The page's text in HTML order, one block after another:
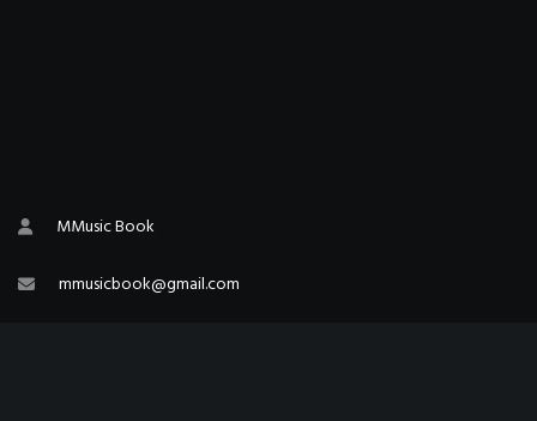
MMusic Book
mmusicbook@gmail.com